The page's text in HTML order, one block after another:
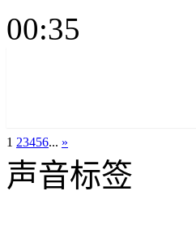
00:35
1 23456... »
声音标签